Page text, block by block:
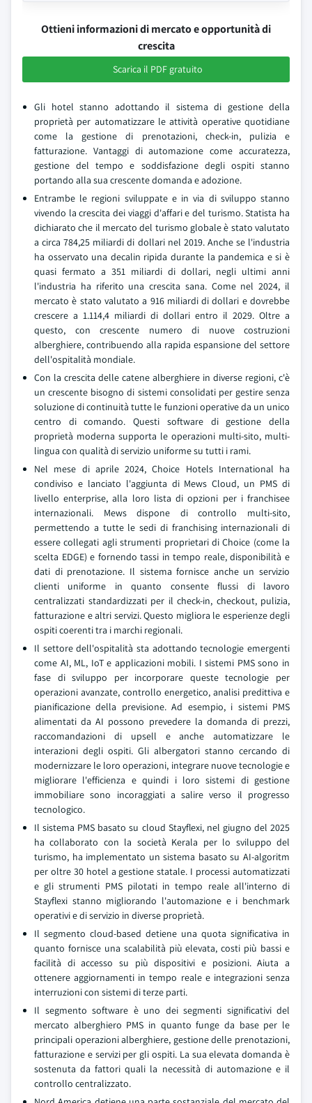
Ottieni informazioni di mercato e opportunità di
crescita
Scarica il PDF gratuito
Gli hotel stanno adottando il sistema di gestione della
proprietà per automatizzare le attività operative quotidiane
come la gestione di prenotazioni, check-in, pulizia e
fatturazione. Vantaggi di automazione come accuratezza,
gestione del tempo e soddisfazione degli ospiti stanno
portando alla sua crescente domanda e adozione.
Entrambe le regioni sviluppate e in via di sviluppo stanno
vivendo la crescita dei viaggi d'affari e del turismo. Statista ha
dichiarato che il mercato del turismo globale è stato valutato
a circa 784,25 miliardi di dollari nel 2019. Anche se l'industria
ha osservato una decalin ripida durante la pandemica e si è
quasi fermato a 351 miliardi di dollari, negli ultimi anni
l'industria ha riferito una crescita sana. Come nel 2024, il
mercato è stato valutato a 916 miliardi di dollari e dovrebbe
crescere a 1.114,4 miliardi di dollari entro il 2029. Oltre a
questo, con crescente numero di nuove costruzioni
alberghiere, contribuendo alla rapida espansione del settore
dell'ospitalità mondiale.
Con la crescita delle catene alberghiere in diverse regioni, c'è
un crescente bisogno di sistemi consolidati per gestire senza
soluzione di continuità tutte le funzioni operative da un unico
centro di comando. Questi software di gestione della
proprietà moderna supporta le operazioni multi-sito, multi-
lingua con qualità di servizio uniforme su tutti i rami.
Nel mese di aprile 2024, Choice Hotels International ha
condiviso e lanciato l'aggiunta di Mews Cloud, un PMS di
livello enterprise, alla loro lista di opzioni per i franchisee
internazionali. Mews dispone di controllo multi-sito,
permettendo a tutte le sedi di franchising internazionali di
essere collegati agli strumenti proprietari di Choice (come la
scelta EDGE) e fornendo tassi in tempo reale, disponibilità e
dati di prenotazione. Il sistema fornisce anche un servizio
clienti uniforme in quanto consente flussi di lavoro
centralizzati standardizzati per il check-in, checkout, pulizia,
fatturazione e altri servizi. Questo migliora le esperienze degli
ospiti coerenti tra i marchi regionali.
Il settore dell'ospitalità sta adottando tecnologie emergenti
come AI, ML, IoT e applicazioni mobili. I sistemi PMS sono in
fase di sviluppo per incorporare queste tecnologie per
operazioni avanzate, controllo energetico, analisi predittiva e
pianificazione della previsione. Ad esempio, i sistemi PMS
alimentati da AI possono prevedere la domanda di prezzi,
raccomandazioni di upsell e anche automatizzare le
interazioni degli ospiti. Gli albergatori stanno cercando di
modernizzare le loro operazioni, integrare nuove tecnologie e
migliorare l'efficienza e quindi i loro sistemi di gestione
immobiliare sono incoraggiati a salire verso il progresso
tecnologico.
Il sistema PMS basato su cloud Stayflexi, nel giugno del 2025
ha collaborato con la società Kerala per lo sviluppo del
turismo, ha implementato un sistema basato su AI-algoritm
per oltre 30 hotel a gestione statale. I processi automatizzati
e gli strumenti PMS pilotati in tempo reale all'interno di
Stayflexi stanno migliorando l'automazione e i benchmark
operativi e di servizio in diverse proprietà.
Il segmento cloud-based detiene una quota significativa in
quanto fornisce una scalabilità più elevata, costi più bassi e
facilità di accesso su più dispositivi e posizioni. Aiuta a
ottenere aggiornamenti in tempo reale e integrazioni senza
interruzioni con sistemi di terze parti.
Il segmento software è uno dei segmenti significativi del
mercato alberghiero PMS in quanto funge da base per le
principali operazioni alberghiere, gestione delle prenotazioni,
fatturazione e servizi per gli ospiti. La sua elevata domanda è
sostenuta da fattori quali la necessità di automazione e il
controllo centralizzato.